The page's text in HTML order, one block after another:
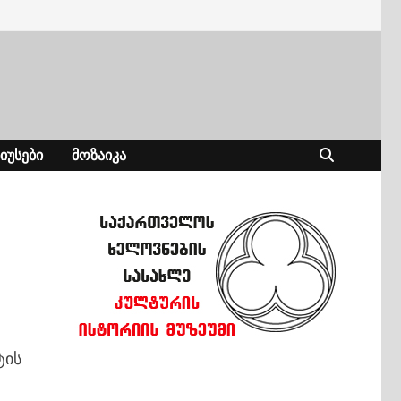
ᲛᲝᲖᲐᲘᲙᲐ